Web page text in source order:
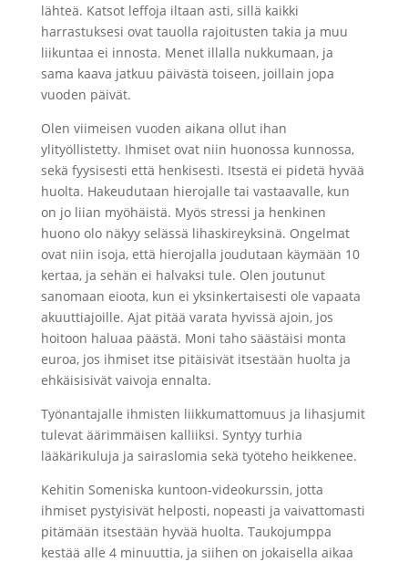
lähteä. Katsot leffoja iltaan asti, sillä kaikki
harrastuksesi ovat tauolla rajoitusten takia ja muu
liikuntaa ei innosta. Menet illalla nukkumaan, ja
sama kaava jatkuu päivästä toiseen, joillain jopa
vuoden päivät.
Olen viimeisen vuoden aikana ollut ihan
ylityöllistetty. Ihmiset ovat niin huonossa kunnossa,
sekä fyysisesti että henkisesti. Itsestä ei pidetä hyvää
huolta. Hakeudutaan hierojalle tai vastaavalle, kun
on jo liian myöhäistä. Myös stressi ja henkinen
huono olo näkyy selässä lihaskireyksinä. Ongelmat
ovat niin isoja, että hierojalla joudutaan käymään 10
kertaa, ja sehän ei halvaksi tule. Olen joutunut
sanomaan eioota, kun ei yksinkertaisesti ole vapaata
akuuttiajoille. Ajat pitää varata hyvissä ajoin, jos
hoitoon haluaa päästä. Moni taho säästäisi monta
euroa, jos ihmiset itse pitäisivät itsestään huolta ja
ehkäisisivät vaivoja ennalta.
Työnantajalle ihmisten liikkumattomuus ja lihasjumit
tulevat äärimmäisen kalliiksi. Syntyy turhia
lääkärikuluja ja sairaslomia sekä työteho heikkenee.
Kehitin Someniska kuntoon-videokurssin, jotta
ihmiset pystyisivät helposti, nopeasti ja vaivattomasti
pitämään itsestään hyvää huolta. Taukojumppa
kestää alle 4 minuuttia, ja siihen on jokaisella aikaa